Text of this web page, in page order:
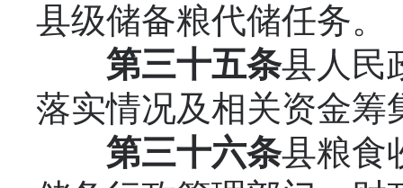
县级储备粮代储任务。
第三十五条县人民
落实情况及相关资金
第三十六条县粮食